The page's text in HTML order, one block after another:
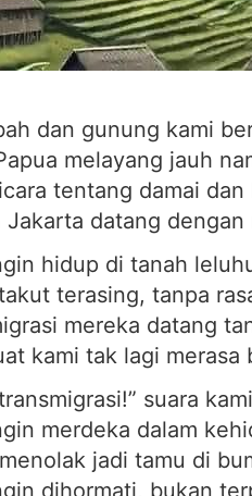
dan gunung kami
melayang jauh
tentang damai dan
Jakarta datang
hidup di tanah
terasing, tanpa
mereka datang
kami tak lagi merasa
suara
merdeka dalam
jadi tamu di